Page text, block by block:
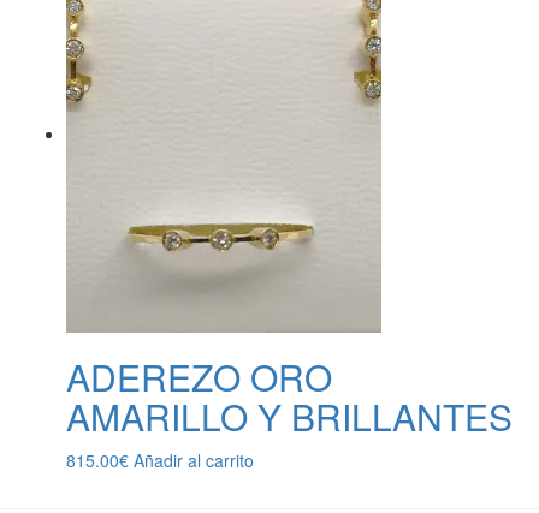
ADEREZO ORO
AMARILLO Y BRILLANTES
815.00€ Añadir al carrito